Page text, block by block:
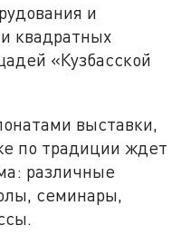
и
квадратных
«Кузбасской
выставки,
по традиции ждет
различные
семинары,